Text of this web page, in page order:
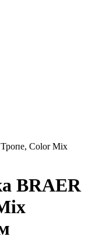
Color Mix
BRAER